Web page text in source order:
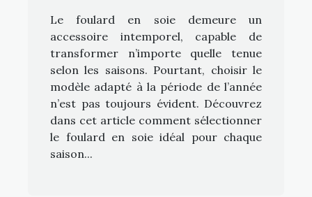
Le foulard en soie demeure un
accessoire intemporel, capable de
transformer n’importe quelle tenue
selon les saisons. Pourtant, choisir le
modèle adapté à la période de l’année
n’est pas toujours évident. Découvrez
dans cet article comment sélectionner
le foulard en soie idéal pour chaque
saison...